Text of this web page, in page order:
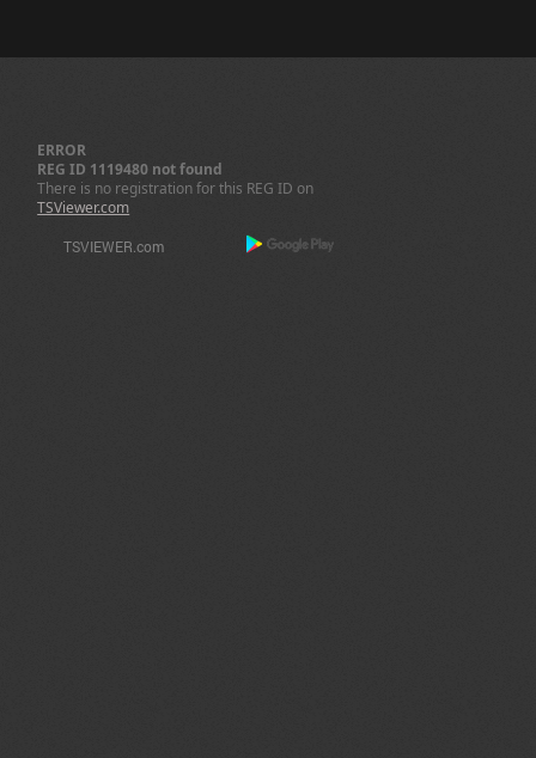
ERROR
REG ID 1119480 not found
There is no registration for this REG ID on
TSViewer.com